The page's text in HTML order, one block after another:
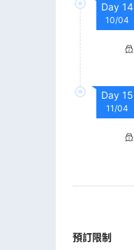
Day 14
10/04
Day 15
11/04
預訂限制